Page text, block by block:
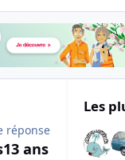
réponse
13 ans
Les